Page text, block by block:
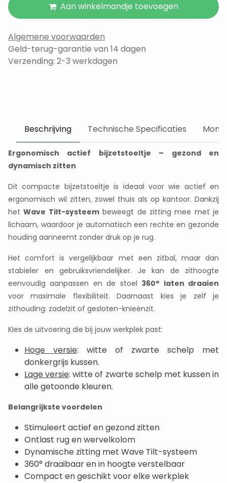
Aan winkelmandje toevoegen
Algemene voorwaarden
Geld-terug-garantie van 14 dagen
Verzending: 2-3 werkdagen
Beschrijving Technische Specificaties
Ergonomisch actief bijzetstoeltje – gezond en
dynamisch zitten
Dit compacte bijzetstoeltje is ideaal voor wie actief en
ergonomisch wil zitten, zowel thuis als op kantoor. Dankzij
hetWave Tilt-systeembeweegt de zitting mee met je
lichaam, waardoor je automatisch een rechte en gezonde
houding aanneemt zonder druk op je rug.
Het comfort is vergelijkbaar met een zitbal, maar dan
stabieler en gebruiksvriendelijker. Je kan de zithoogte
eenvoudig aanpassen en de stoel 360° laten draaien
voor maximale flexibiliteit. Daarnaast kies je zelf je
zithouding: zadelzit of gesloten-knieënzit.
Kies de uitvoering die bij jouw werkplek past:
Hoge versie: witte of zwarte schelp met
donkergrijs kussen.
Lage versie: witte of zwarte schelp met kussen in
alle getoonde kleuren.
Belangrijkste voordelen
Stimuleert actief en gezond zitten
Ontlast rug en wervelkolom
Dynamische zitting met Wave Tilt-systeem
360° draaibaar en in hoogte verstelbaar
Compact en geschikt voor elke werkplek